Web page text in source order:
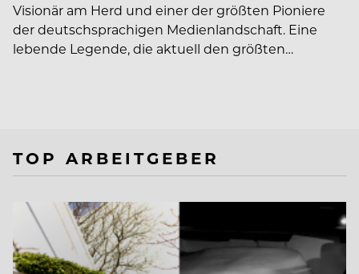
Visionär am Herd und einer der größten Pioniere
der deutschsprachigen Medienlandschaft. Eine
lebende Legende, die aktuell den größten…
TOP ARBEITGEBER